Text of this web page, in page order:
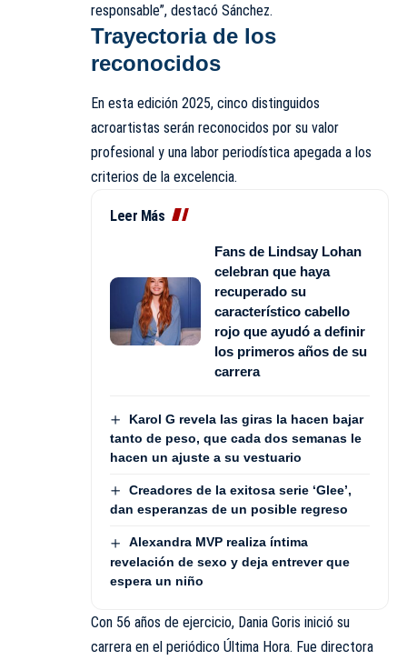
responsable”, destacó Sánchez.
Trayectoria de los
reconocidos
En esta edición 2025, cinco distinguidos
acroartistas serán reconocidos por su valor
profesional y una labor periodística apegada a los
criterios de la excelencia.
Leer Más
Fans de Lindsay Lohan
celebran que haya
recuperado su
característico cabello
rojo que ayudó a definir
los primeros años de su
carrera
Karol G revela las giras la hacen bajar
tanto de peso, que cada dos semanas le
hacen un ajuste a su vestuario
Creadores de la exitosa serie ‘Glee’,
dan esperanzas de un posible regreso
Alexandra MVP realiza íntima
revelación de sexo y deja entrever que
espera un niño
Con 56 años de ejercicio, Dania Goris inició su
carrera en el periódico Última Hora. Fue directora